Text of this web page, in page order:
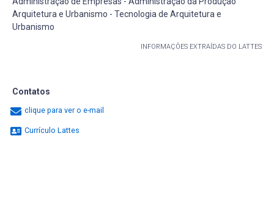
Arquitetura e Urbanismo - Tecnologia de Arquitetura e
Urbanismo
INFORMAÇÕES EXTRAÍDAS DO LATTES
Contatos
clique para ver o e-mail
Currículo Lattes